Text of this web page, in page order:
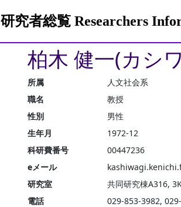
研究者総覧 Researchers
柏木 健一(カシ
所属
人文社会系
職名
教授
性別
男性
生年月
1972-12
科研費番号
00447236
eメール
研究室
共同研究棟A316,
電話
029-853-3982,